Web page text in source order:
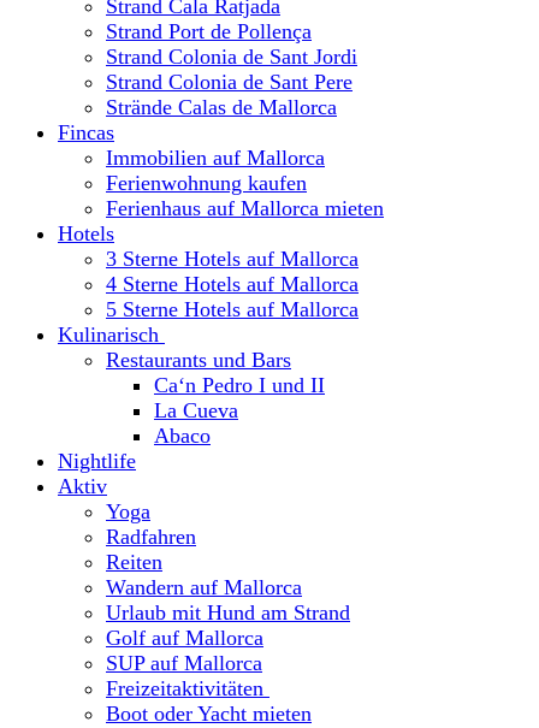
Strand Cala Ratjada
Strand Port de Pollença
Strand Colonia de Sant Jordi
Strand Colonia de Sant Pere
Strände Calas de Mallorca
Fincas
Immobilien auf Mallorca
Ferienwohnung kaufen
Ferienhaus auf Mallorca mieten
Hotels
3 Sterne Hotels auf Mallorca
4 Sterne Hotels auf Mallorca
5 Sterne Hotels auf Mallorca
Kulinarisch
Restaurants und Bars
Ca‘n Pedro I und II
La Cueva
Abaco
Nightlife
Aktiv
Yoga
Radfahren
Reiten
Wandern auf Mallorca
Urlaub mit Hund am Strand
Golf auf Mallorca
SUP auf Mallorca
Freizeitaktivitäten
Boot oder Yacht mieten